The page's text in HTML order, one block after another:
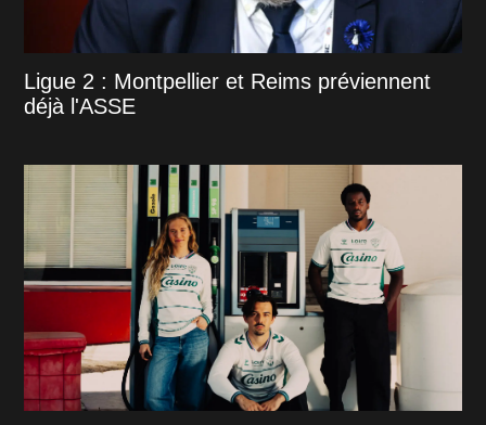
Ligue 2 : Montpellier et Reims préviennent
déjà l'ASSE